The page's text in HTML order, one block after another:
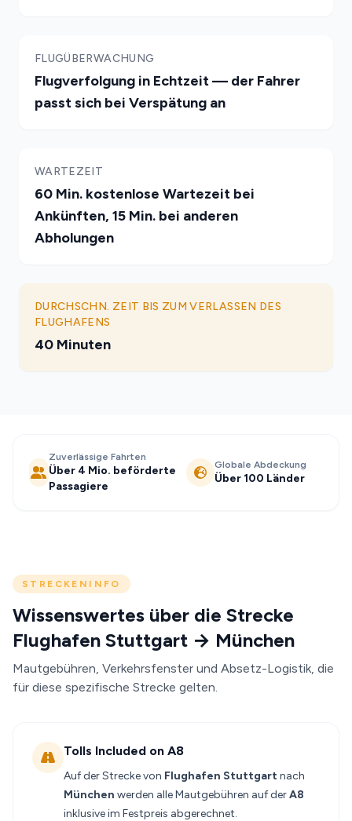
FLUGÜBERWACHUNG
Flugverfolgung in Echtzeit — der Fahrer
passt sich bei Verspätung an
WARTEZEIT
60 Min. kostenlose Wartezeit bei
Ankünften, 15 Min. bei anderen
Abholungen
DURCHSCHN. ZEIT BIS ZUM VERLASSEN DES
FLUGHAFENS
40 Minuten
Zuverlässige Fahrten
Über 4 Mio. beförderte
Passagiere
Globale Abdeckung
Über 100 Länder
STRECKENINFO
Wissenswertes über die Strecke
Flughafen Stuttgart → München
Mautgebühren, Verkehrsfenster und Absetz-Logistik, die
für diese spezifische Strecke gelten.
Tolls Included on A8
Auf der Strecke von Flughafen Stuttgartnach
München werden alle Mautgebühren auf derA8
inklusive im Festpreis abgerechnet.